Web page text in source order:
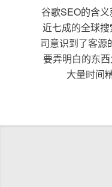
谷歌SEO的含
近七成的全球
司意识到了客源
要弄明白的东
大量时间